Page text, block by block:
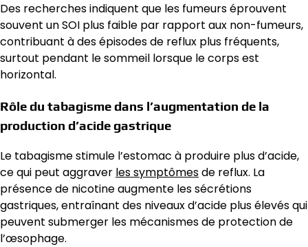
Des recherches indiquent que les fumeurs éprouvent
souvent un SOI plus faible par rapport aux non-fumeurs,
contribuant à des épisodes de reflux plus fréquents,
surtout pendant le sommeil lorsque le corps est
horizontal.
Rôle du tabagisme dans l’augmentation de la
production d’acide gastrique
Le tabagisme stimule l’estomac à produire plus d’acide,
ce qui peut aggraver les symptômesde reflux. La
présence de nicotine augmente les sécrétions
gastriques, entraînant des niveaux d’acide plus élevés qui
peuvent submerger les mécanismes de protection de
l’œsophage.